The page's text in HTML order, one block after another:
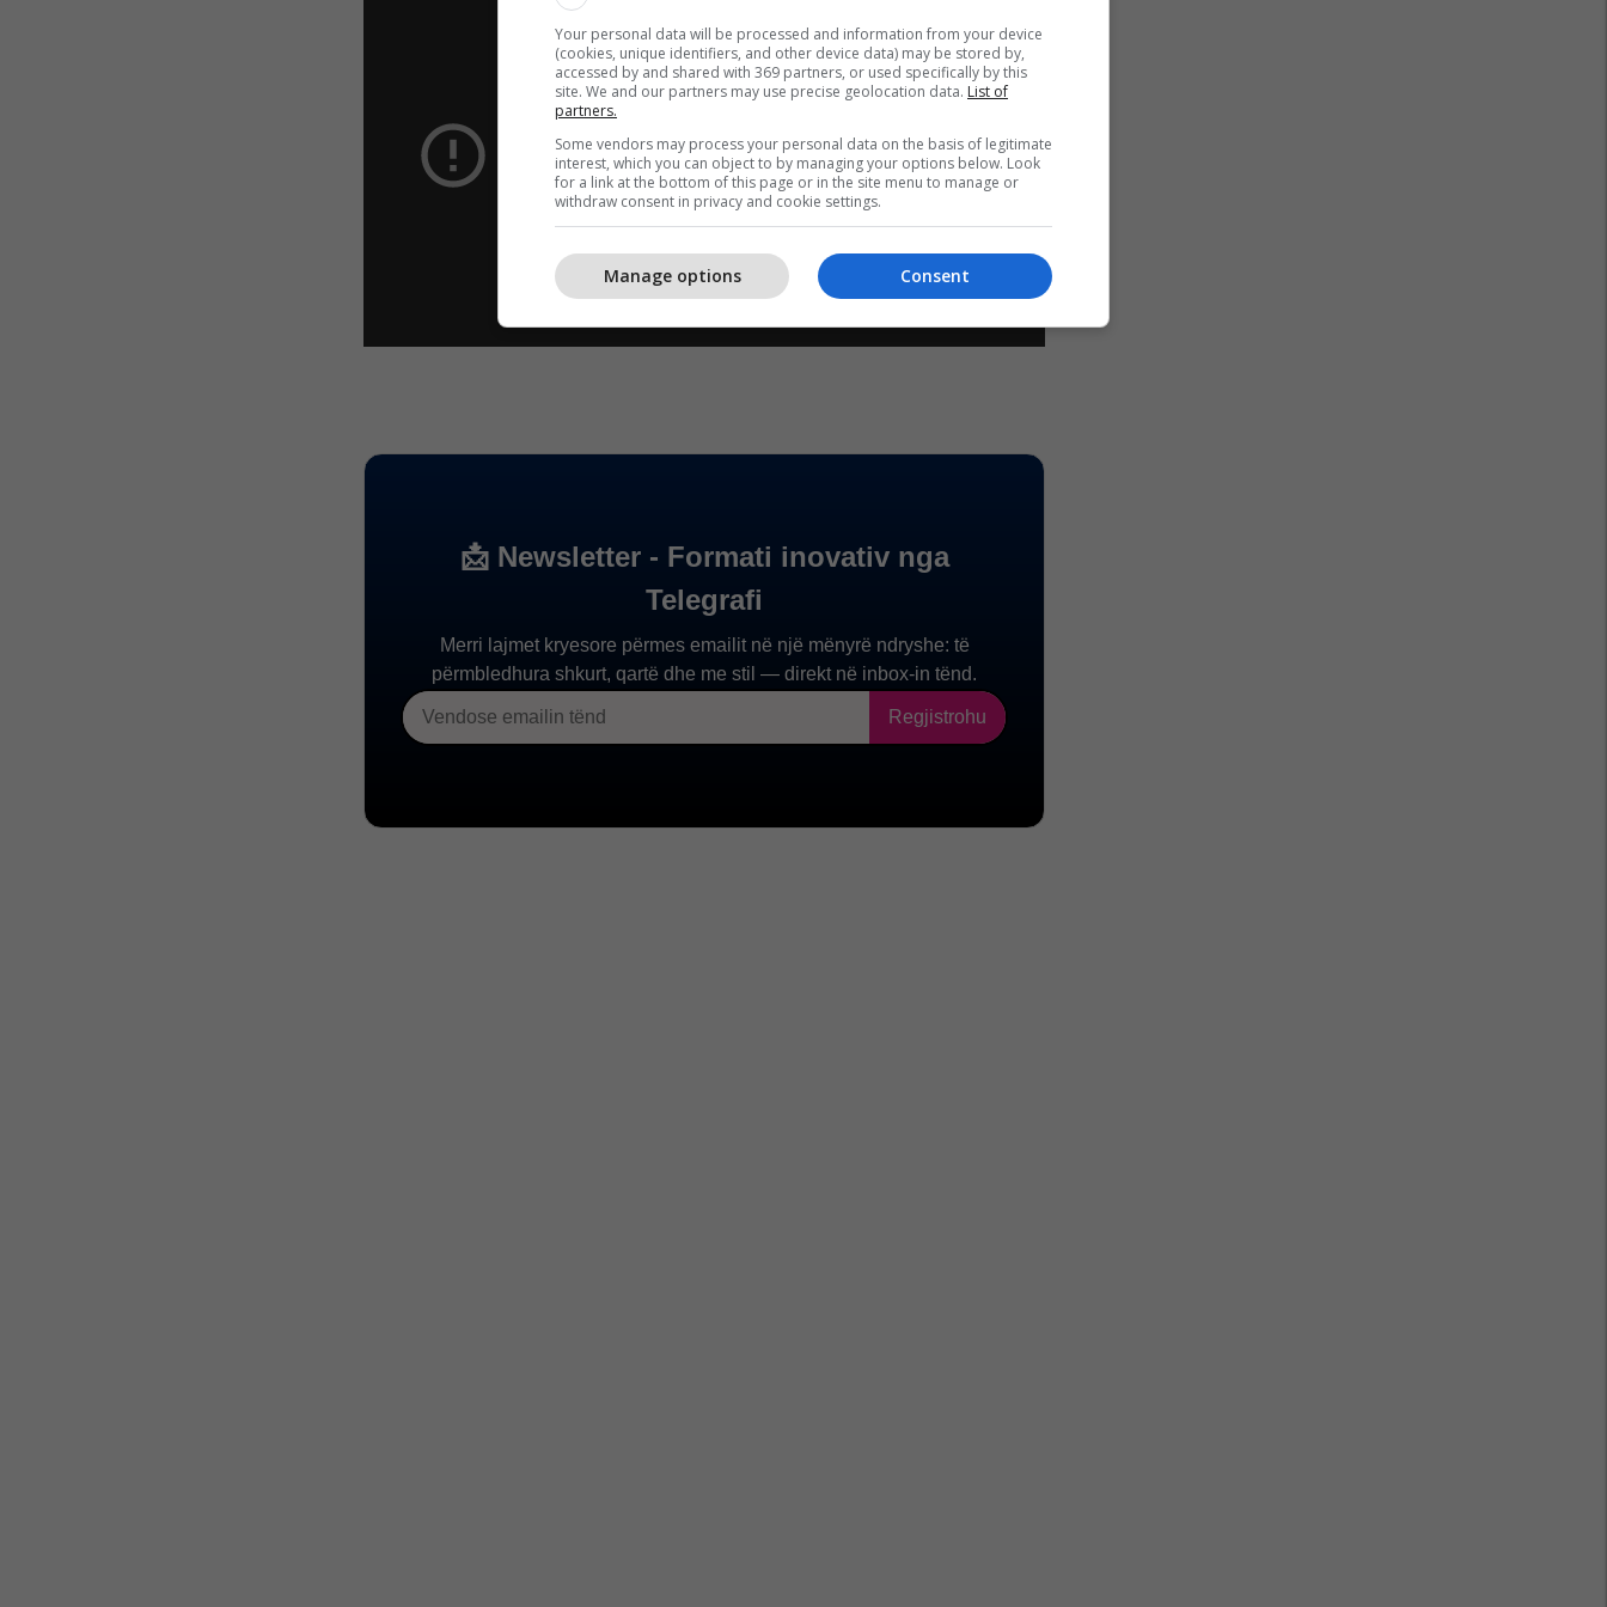
Your personal data will be processed and information from your device
(cookies, unique identifiers, and other device data) may be stored by,
accessed by and shared with 369 partners, or used specifically by this
site. We and our partners may use precise geolocation data. List of
partners.
Some vendors may process your personal data on the basis of legitimate
interest, which you can object to by managing your options below. Look
for a link at the bottom of this page or in the site menu to manage or
withdraw consent in privacy and cookie settings.
Consent
Manage options